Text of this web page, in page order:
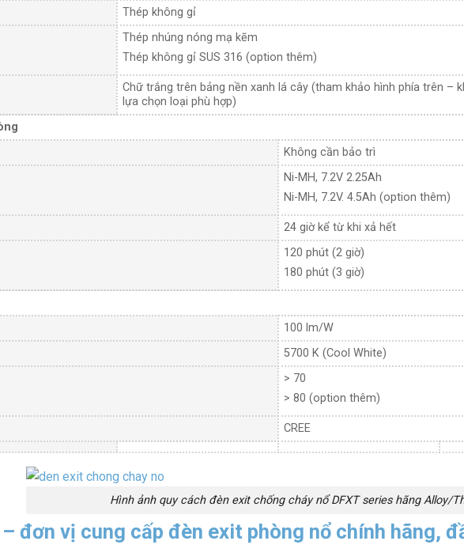
Thép không gỉ
Thép nhúng nóng mạ kẽm
Thép không gỉ SUS 316 (option thêm)
Chữ trắng trên bảng nền xanh lá cây (tham khảo hình phía trên
lựa chọn loại phù hợp)
Không cần bảo trì
Ni-MH, 7.2V 2.25Ah
Ni-MH, 7.2V. 4.5Ah (option thêm)
24 giờ kể từ khi xả hết
120 phút (2 giờ)
180 phút (3 giờ)
100 lm/W
5700 K (Cool White)
> 70
> 80 (option thêm)
CREE
Hình ảnh quy cách đèn exit chống cháy nổ DFXT series hãng Alloy/
đơn vị cung cấp đèn exit phòng nổ chính hãng,